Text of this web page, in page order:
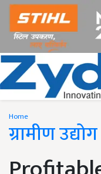
Home
ग्रामीण उद्योग